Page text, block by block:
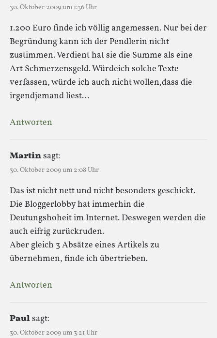
30. Oktober 2009 um 1:36 Uhr
1.200 Euro finde ich völlig angemessen. Nur bei der
Begründung kann ich der Pendlerin nicht
zustimmen. Verdient hat sie die Summe als eine
Art Schmerzensgeld. Würdeich solche Texte
verfassen, würde ich auch nicht wollen,dass die
irgendjemand liest…
Antworten
Martinsagt:
30. Oktober 2009 um 2:08 Uhr
Das ist nicht nett und nicht besonders geschickt.
Die Bloggerlobby hat immerhin die
Deutungshoheit im Internet. Deswegen werden die
auch eifrig zurückruden.
Aber gleich 3 Absätze eines Artikels zu
übernehmen, finde ich übertrieben.
Antworten
Paulsagt:
30. Oktober 2009 um 3:21 Uhr